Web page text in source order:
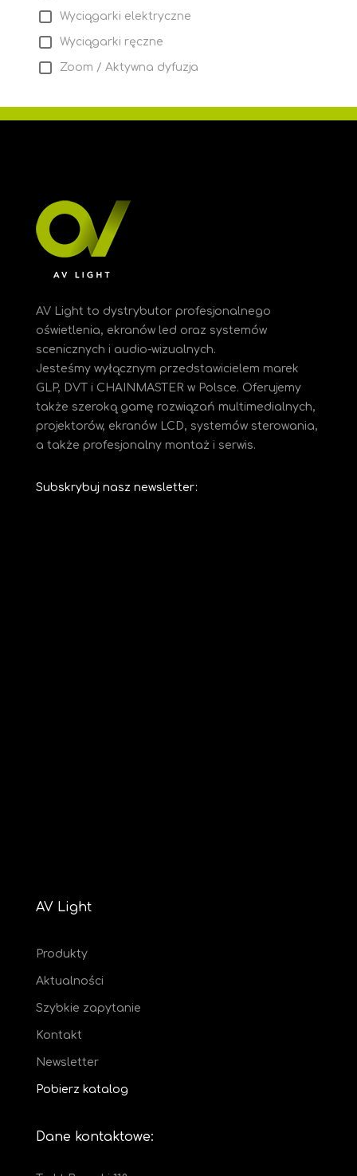
Wyciągarki elektryczne
Wyciągarki ręczne
Zoom / Aktywna dyfuzja
AV Light to dystrybutor profesjonalnego
oświetlenia, ekranów led oraz systemów
scenicznych i audio-wizualnych.
Jesteśmywyłącznym przedstawicielem marek
GLP, DVT i CHAINMASTER w Polsce. Oferujemy
także szeroką gamę rozwiązań multimedialnych,
projektorów, ekranów LCD, systemów sterowania,
a także profesjonalny montaż i serwis.
Subskrybuj nasz newsletter:
AV Light
Produkty
Aktualności
Szybkie zapytanie
Kontakt
Newsletter
Pobierz katalog
Dane kontaktowe: